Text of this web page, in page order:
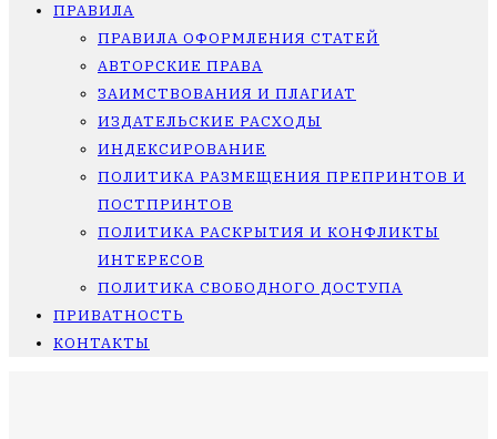
ПРАВИЛА
ПРАВИЛА ОФОРМЛЕНИЯ СТАТЕЙ
АВТОРСКИЕ ПРАВА
ЗАИМСТВОВАНИЯ И ПЛАГИАТ
ИЗДАТЕЛЬСКИЕ РАСХОДЫ
ИНДЕКСИРОВАНИЕ
ПОЛИТИКА РАЗМЕЩЕНИЯ ПРЕПРИНТОВ И
ПОСТПРИНТОВ
ПОЛИТИКА РАСКРЫТИЯ И КОНФЛИКТЫ
ИНТЕРЕСОВ
ПОЛИТИКА СВОБОДНОГО ДОСТУПА
ПРИВАТНОСТЬ
КОНТАКТЫ